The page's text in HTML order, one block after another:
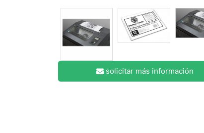
solicitar más información